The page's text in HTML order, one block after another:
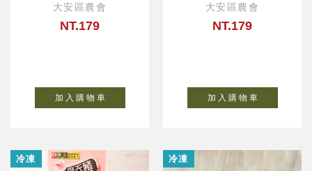
大安區農會
NT.179
加 入 購 物 車
大安區農會
NT.179
加 入 購 物 車
冷凍 冷凍